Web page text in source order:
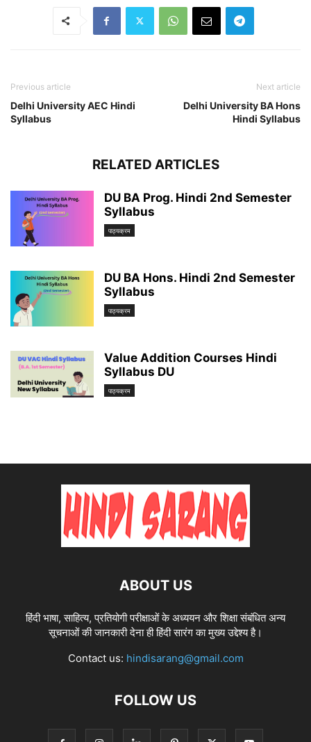
Previous article
Delhi University AEC Hindi
Syllabus
Next article
Delhi University BA Hons
Hindi Syllabus
RELATED ARTICLES
DU BA Prog. Hindi 2nd Semester
Syllabus
पाठ्यक्रम
DU BA Hons. Hindi 2nd Semester
Syllabus
पाठ्यक्रम
Value Addition Courses Hindi
Syllabus DU
पाठ्यक्रम
ABOUT US
हिंदी भाषा, साहित्य, प्रतियोगी परीक्षाओं के अध्ययन और शिक्षा संबंधित अन्य
सूचनाओं की जानकारी देना ही हिंदी सारंग का मुख्य उद्देश्य है।
Contact us: hindisarang@gmail.com
FOLLOW US